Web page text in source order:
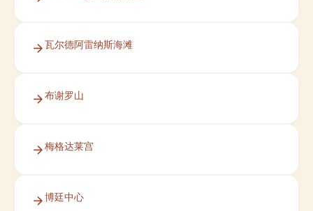
瓦尔德阿雷纳斯海滩
布谢罗山
梅格达莱宫
博廷中心